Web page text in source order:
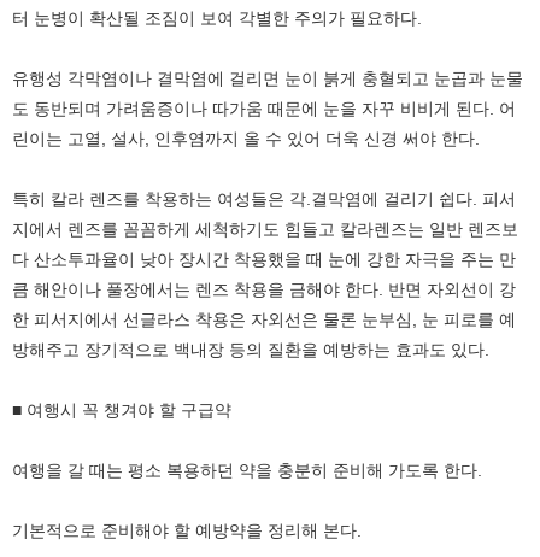
터 눈병이 확산될 조짐이 보여 각별한 주의가 필요하다.
유행성 각막염이나 결막염에 걸리면 눈이 붉게 충혈되고 눈곱과 눈물
도 동반되며 가려움증이나 따가움 때문에 눈을 자꾸 비비게 된다. 어
린이는 고열, 설사, 인후염까지 올 수 있어 더욱 신경 써야 한다.
특히 칼라 렌즈를 착용하는 여성들은 각.결막염에 걸리기 쉽다. 피서
지에서 렌즈를 꼼꼼하게 세척하기도 힘들고 칼라렌즈는 일반 렌즈보
다 산소투과율이 낮아 장시간 착용했을 때 눈에 강한 자극을 주는 만
큼 해안이나 풀장에서는 렌즈 착용을 금해야 한다. 반면 자외선이 강
한 피서지에서 선글라스 착용은 자외선은 물론 눈부심, 눈 피로를 예
방해주고 장기적으로 백내장 등의 질환을 예방하는 효과도 있다.
■ 여행시 꼭 챙겨야 할 구급약
여행을 갈 때는 평소 복용하던 약을 충분히 준비해 가도록 한다.
기본적으로 준비해야 할 예방약을 정리해 본다.